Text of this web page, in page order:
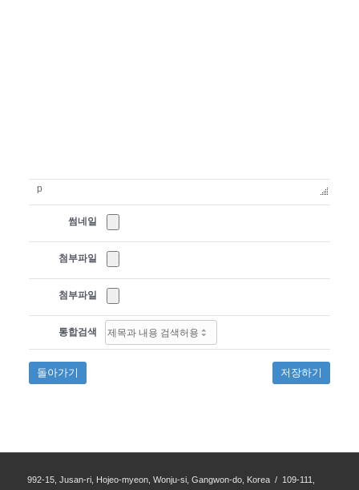
p
썸네일
첨부파일
첨부파일
통합검색
돌아가기 저장하기
992-15, Jusan-ri, Hojeo-myeon, Wonju-si, Gangwon-do, Korea / 109-111,